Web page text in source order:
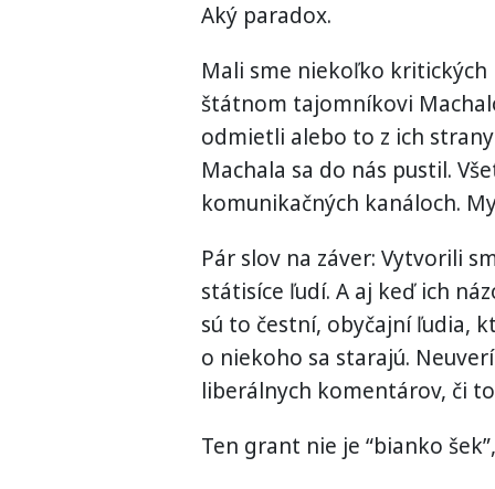
Aký paradox.
Mali sme niekoľko
štátnom tajomníkovi
odmietli alebo to z ich
Machala sa do nás pustil.
komunikačných kanáloch.
Pár slov na záver: Vytvorili
státisíce ľudí. A aj keď ich
sú to čestní, obyčajní ľudia,
o niekoho sa starajú.
liberálnych komentárov, či
Ten grant nie je “bianko